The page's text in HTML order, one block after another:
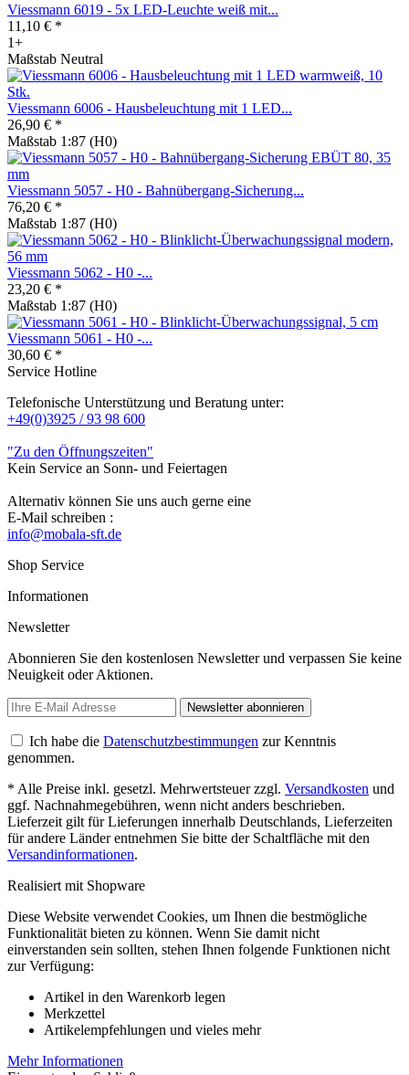
Viessmann 6019 - 5x LED-Leuchte weiß mit...
11,10 € *
1+
Maßstab Neutral
Viessmann 6006 - Hausbeleuchtung mit 1 LED...
26,90 € *
Maßstab 1:87 (H0)
Viessmann 5057 - H0 - Bahnübergang-Sicherung...
76,20 € *
Maßstab 1:87 (H0)
Viessmann 5062 - H0 -...
23,20 € *
Maßstab 1:87 (H0)
Viessmann 5061 - H0 -...
30,60 € *
Service Hotline
Telefonische Unterstützung und Beratung unter:
+49(0)3925 / 93 98 600
"Zu den Öffnungszeiten"
Kein Service an Sonn- und Feiertagen
Alternativ können Sie uns auch gerne eine
E-Mail schreiben :
info@mobala-sft.de
Shop Service
Informationen
Newsletter
Abonnieren Sie den kostenlosen Newsletter und verpassen Sie keine
Neuigkeit oder Aktionen.
Newsletter abonnieren
Ich habe die Datenschutzbestimmungen zur Kenntnis
genommen.
* Alle Preise inkl. gesetzl. Mehrwertsteuer zzgl. Versandkosten und
ggf. Nachnahmegebühren, wenn nicht anders beschrieben.
Lieferzeit gilt für Lieferungen innerhalb Deutschlands, Lieferzeiten
für andere Länder entnehmen Sie bitte der Schaltfläche mit den
Versandinformationen.
Realisiert mit Shopware
Diese Website verwendet Cookies, um Ihnen die bestmögliche
Funktionalität bieten zu können. Wenn Sie damit nicht
einverstanden sein sollten, stehen Ihnen folgende Funktionen nicht
zur Verfügung:
Artikel in den Warenkorb legen
Merkzettel
Artikelempfehlungen und vieles mehr
Mehr Informationen